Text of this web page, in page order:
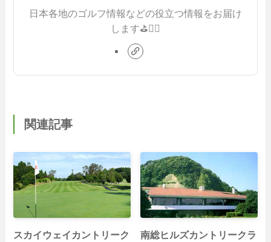
日本各地のゴルフ情報などの役立つ情報をお届け
します⛳️🏌️‍♂️
関連記事
スカイウェイカントリーク
南総ヒルズカントリークラ